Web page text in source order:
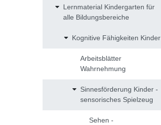
Lernmaterial Kindergarten für
alle Bildungsbereiche
Kognitive Fähigkeiten Kinder
Arbeitsblätter
Wahrnehmung
Sinnesförderung Kinder -
sensorisches Spielzeug
Sehen -